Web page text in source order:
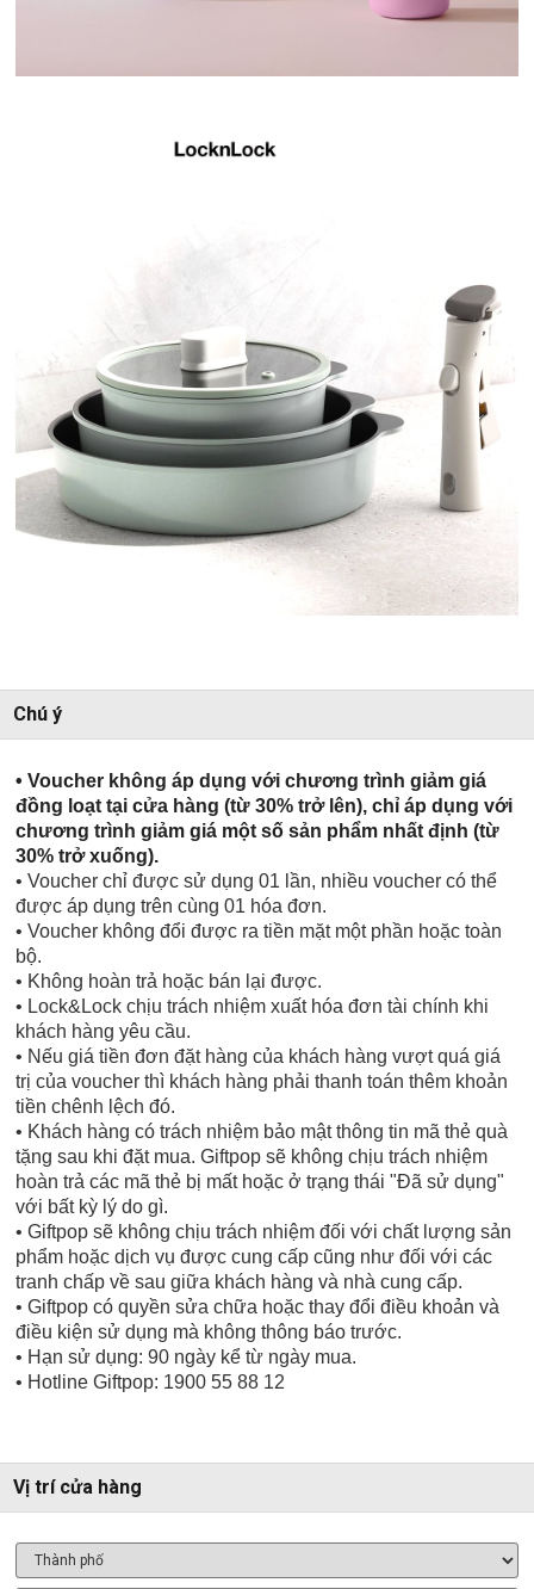
Chú ý
• Voucher không áp dụng với chương trình giảm giá
đồng loạt tại cửa hàng (từ 30% trở lên), chỉ áp dụng với
chương trình giảm giá một số sản phẩm nhất định (từ
30% trở xuống).
• Voucher chỉ được sử dụng 01 lần, nhiều voucher có thể
được áp dụng trên cùng 01 hóa đơn.
• Voucher không đổi được ra tiền mặt một phần hoặc toàn
bộ.
• Không hoàn trả hoặc bán lại được.
• Lock&Lock chịu trách nhiệm xuất hóa đơn tài chính khi
khách hàng yêu cầu.
• Nếu giá tiền đơn đặt hàng của khách hàng vượt quá giá
trị của voucher thì khách hàng phải thanh toán thêm khoản
tiền chênh lệch đó.
• Khách hàng có trách nhiệm bảo mật thông tin mã thẻ quà
tặng sau khi đặt mua. Giftpop sẽ không chịu trách nhiệm
hoàn trả các mã thẻ bị mất hoặc ở trạng thái "Đã sử dụng"
với bất kỳ lý do gì.
• Giftpop sẽ không chịu trách nhiệm đối với chất lượng sản
phẩm hoặc dịch vụ được cung cấp cũng như đối với các
tranh chấp về sau giữa khách hàng và nhà cung cấp.
• Giftpop có quyền sửa chữa hoặc thay đổi điều khoản và
điều kiện sử dụng mà không thông báo trước.
• Hạn sử dụng: 90 ngày kể từ ngày mua.
• Hotline Giftpop: 1900 55 88 12
Vị trí cửa hàng